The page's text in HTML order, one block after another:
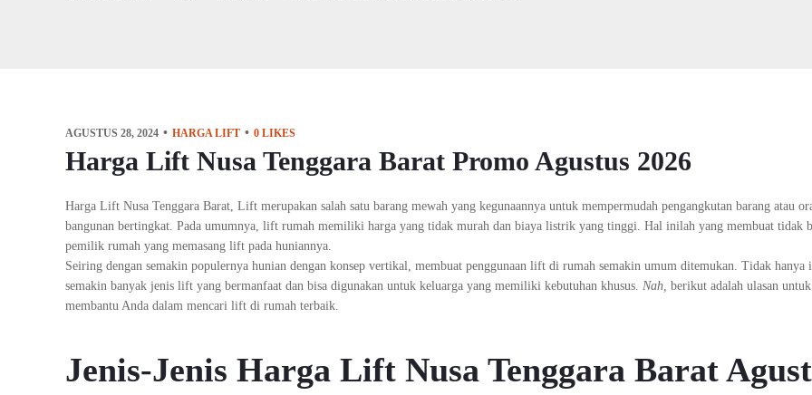
AGUSTUS 28, 2024 HARGA LIFT 0 LIKES
Harga Lift Nusa Tenggara Barat Promo Agustus 2026
Harga Lift Nusa Tenggara Barat, Lift merupakan salah satu barang mewah yang kegunaannya untuk mempermudah pengangkutan barang atau
bangunan bertingkat. Pada umumnya, lift rumah memiliki harga yang tidak murah dan biaya listrik yang tinggi. Hal inilah yang membuat tidak
pemilik rumah yang memasang lift pada huniannya.
Seiring dengan semakin populernya hunian dengan konsep vertikal, membuat penggunaan lift di rumah semakin umum ditemukan. Tidak hanya
semakin banyak jenis lift yang bermanfaat dan bisa digunakan untuk keluarga yang memiliki kebutuhan khusus. Nah, berikut adalah ulasan untuk
membantu Anda dalam mencari lift di rumah terbaik.
Jenis-Jenis Harga Lift Nusa Tenggara Barat